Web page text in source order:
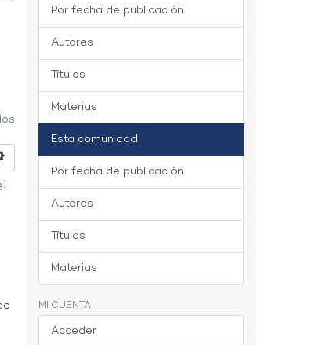
Por fecha de publicación
Autores
Títulos
Materias
Esta comunidad
Por fecha de publicación
Autores
Títulos
Materias
MI CUENTA
Acceder